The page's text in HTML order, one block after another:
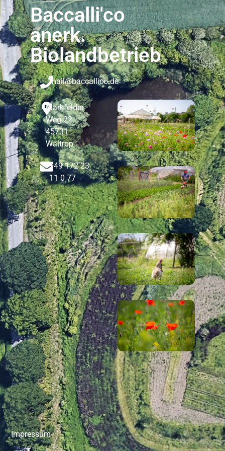
Baccalli'co
anerk.
Biolandbetrieb
mail@baccallico.de
Markfelder
Weg 22,
45731
Waltrop
+49 172 23
11 0 77
Impressum